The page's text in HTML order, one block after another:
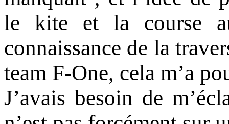
le kite et la course
connaissance de la
team F-One, cela m’a
J’avais besoin de